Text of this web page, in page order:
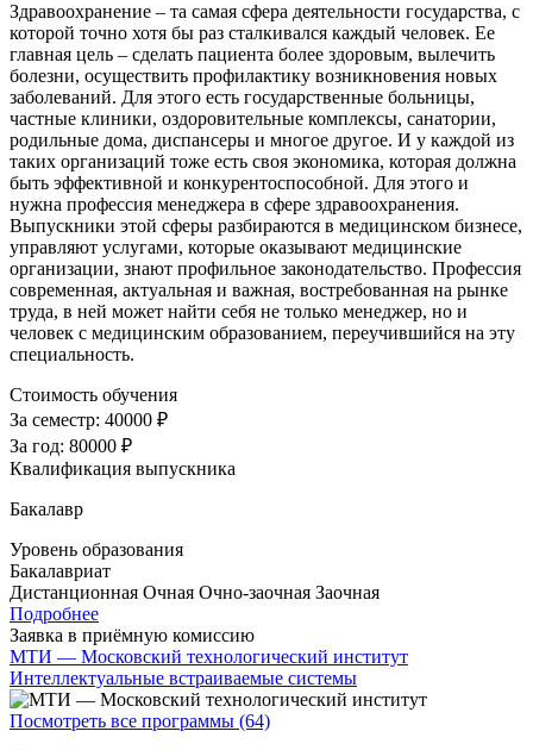
Здравоохранение – та самая сфера деятельности государства, с
которой точно хотя бы раз сталкивался каждый человек. Ее
главная цель – сделать пациента более здоровым, вылечить
болезни, осуществить профилактику возникновения новых
заболеваний. Для этого есть государственные больницы,
частные клиники, оздоровительные комплексы, санатории,
родильные дома, диспансеры и многое другое. И у каждой из
таких организаций тоже есть своя экономика, которая должна
быть эффективной и конкурентоспособной. Для этого и
нужна профессия менеджера в сфере здравоохранения.
Выпускники этой сферы разбираются в медицинском бизнесе,
управляют услугами, которые оказывают медицинские
организации, знают профильное законодательство. Профессия
современная, актуальная и важная, востребованная на рынке
труда, в ней может найти себя не только менеджер, но и
человек с медицинским образованием, переучившийся на эту
специальность.
Стоимость обучения
За семестр: 40000 ₽
За год: 80000 ₽
Квалификация выпускника
Бакалавр
Уровень образования
Бакалавриат
Дистанционная Очная Очно-заочная Заочная
Подробнее
Заявка в приёмную комиссию
МТИ — Московский технологический институт
Интеллектуальные встраиваемые системы
Посмотреть все программы (64)